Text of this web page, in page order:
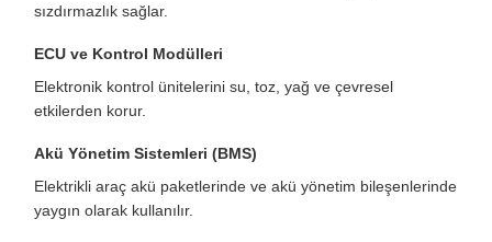
sızdırmazlık sağlar.
ECU ve Kontrol Modülleri
Elektronik kontrol ünitelerini su, toz, yağ ve çevresel
etkilerden korur.
Akü Yönetim Sistemleri (BMS)
Elektrikli araç akü paketlerinde ve akü yönetim bileşenlerinde
yaygın olarak kullanılır.